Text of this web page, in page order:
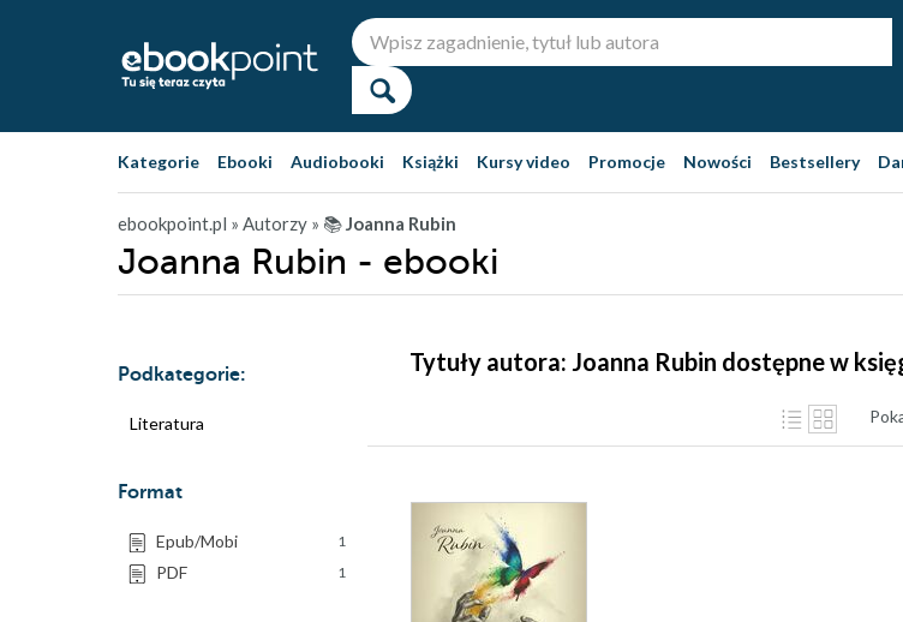
Kategorie Ebooki Audiobooki Książki Kursy video Promocje Nowości Bestsellery
ebookpoint.pl » Autorzy » 📚Joanna Rubin
Joanna Rubin - ebooki
Podkategorie:
Literatura
Format
Epub/Mobi 1
PDF 1
Tytuły autora: Joanna Rubin dostępne w